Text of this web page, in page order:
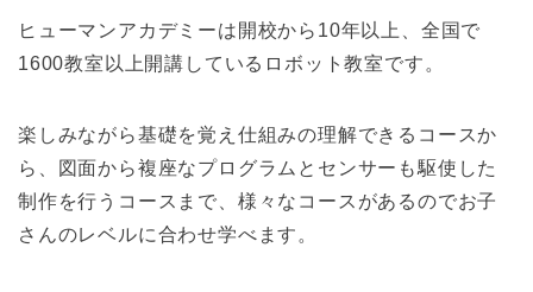
ヒューマンアカデミーは開校から10年以上、全国で
1600教室以上開講しているロボット教室です。
楽しみながら基礎を覚え仕組みの理解できるコースか
ら、図面から複座なプログラムとセンサーも駆使した
制作を行うコースまで、様々なコースがあるのでお子
さんのレベルに合わせ学べます。